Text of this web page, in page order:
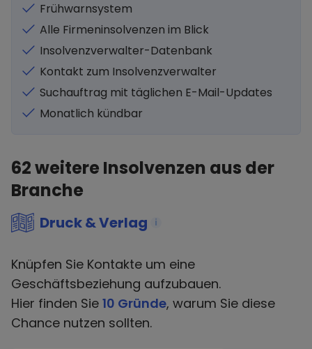
Frühwarnsystem
Alle Firmeninsolvenzen im Blick
Insolvenzverwalter-Datenbank
Kontakt zum Insolvenzverwalter
Suchauftrag mit täglichen E-Mail-Updates
Monatlich kündbar
62weitere Insolvenzen aus der
Branche
Druck & Verlag i
Knüpfen Sie Kontakte um eine
Geschäftsbeziehung aufzubauen.
Hier finden Sie 10 Gründe, warum Sie diese
Chance nutzen sollten.